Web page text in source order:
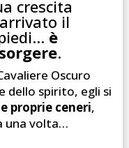
crescita
il
è
.
Oscuro
dello spirito, egli si
proprie ceneri,
una volta…